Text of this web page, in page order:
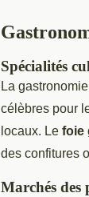
Spécialités
La
célèbres pour
locaux. Le foie
des confitures
Marchés des